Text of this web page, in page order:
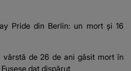
Pride din Berlin: un mort și 16
vârstă de 26 de ani găsit mort în
dat dispărut